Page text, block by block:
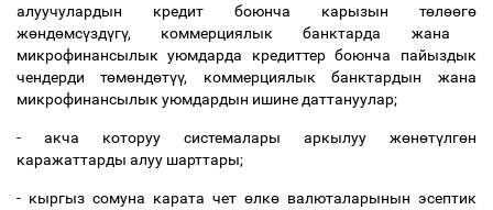
алуучулардын кредит боюнча карызын төлөөгө
жөндөмсүздүгү, коммерциялык банктарда жана
микрофинансылык уюмдарда кредиттер боюнча пайыздык
чендерди төмөндөтүү, коммерциялык банктардын жана
микрофинансылык уюмдардын ишине даттануулар;
- акча которуу системалары аркылуу жөнөтүлгөн
каражаттарды алуу шарттары;
- кыргыз сомуна карата чет өлкө валюталарынын эсептик